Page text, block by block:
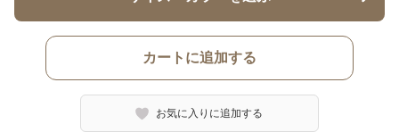
カートに追加する
お気に入りに追加する